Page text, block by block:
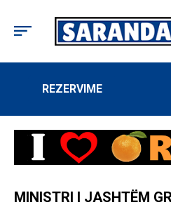
REZERVIME
MINISTRI I JASHTËM